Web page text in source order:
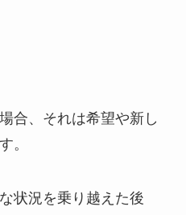
合、それは希望や新し
。
状況を乗り越えた後